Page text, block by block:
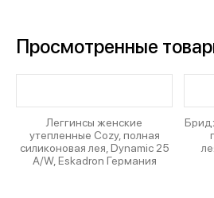
Просмотренные
Леггинсы женские
утепленные Cozy, полная
силиконовая лея, Dynamic 25
A/W, Eskadron Германия